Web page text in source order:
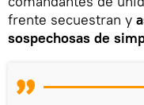
frente secuestran y
sospechosas de